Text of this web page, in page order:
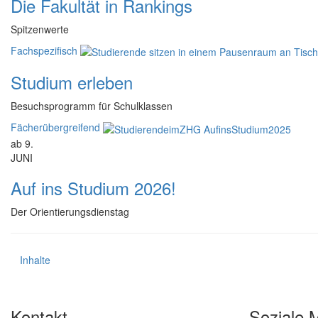
Die Fakultät in Rankings
Spitzenwerte
Fachspezifisch
Studium erleben
Besuchsprogramm für Schulklassen
Fächerübergreifend
ab 9.
JUNI
Auf ins Studium 2026!
Der Orientierungsdienstag
Inhalte